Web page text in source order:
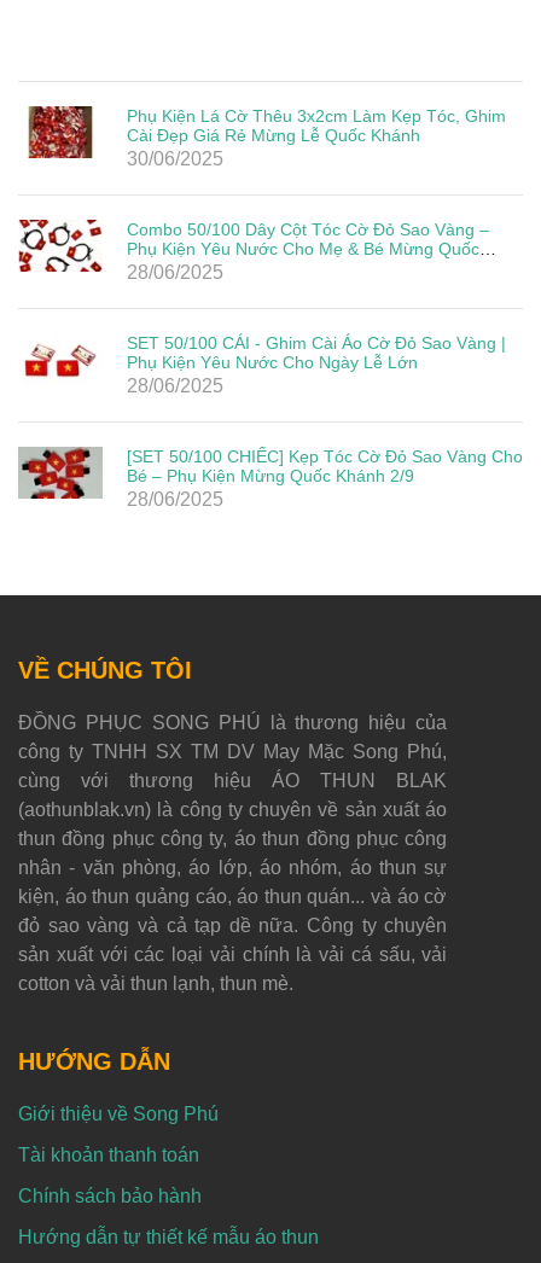
Phụ Kiện Lá Cờ Thêu 3x2cm Làm Kẹp Tóc, Ghim
Cài Đẹp Giá Rẻ Mừng Lễ Quốc Khánh
30/06/2025
Combo 50/100 Dây Cột Tóc Cờ Đỏ Sao Vàng –
Phụ Kiện Yêu Nước Cho Mẹ & Bé Mừng Quốc
Khánh 2/9
28/06/2025
SET 50/100 CÁI - Ghim Cài Áo Cờ Đỏ Sao Vàng |
Phụ Kiện Yêu Nước Cho Ngày Lễ Lớn
28/06/2025
[SET 50/100 CHIẾC] Kẹp Tóc Cờ Đỏ Sao Vàng Cho
Bé – Phụ Kiện Mừng Quốc Khánh 2/9
28/06/2025
VỀ CHÚNG TÔI
ĐỒNG PHỤC SONG PHÚ là thương hiệu của
công ty TNHH SX TM DV May Mặc Song Phú,
cùng với thương hiệu ÁO THUN BLAK
(aothunblak.vn) là công ty chuyên về sản xuất áo
thun đồng phục công ty, áo thun đồng phục công
nhân - văn phòng, áo lớp, áo nhóm, áo thun sự
kiện, áo thun quảng cáo, áo thun quán... và áo cờ
đỏ sao vàng và cả tạp dề nữa. Công ty chuyên
sản xuất với các loại vải chính là vải cá sấu, vải
cotton và vải thun lạnh, thun mè.
HƯỚNG DẪN
Giới thiệu về Song Phú
Tài khoản thanh toán
Chính sách bảo hành
Hướng dẫn tự thiết kế mẫu áo thun